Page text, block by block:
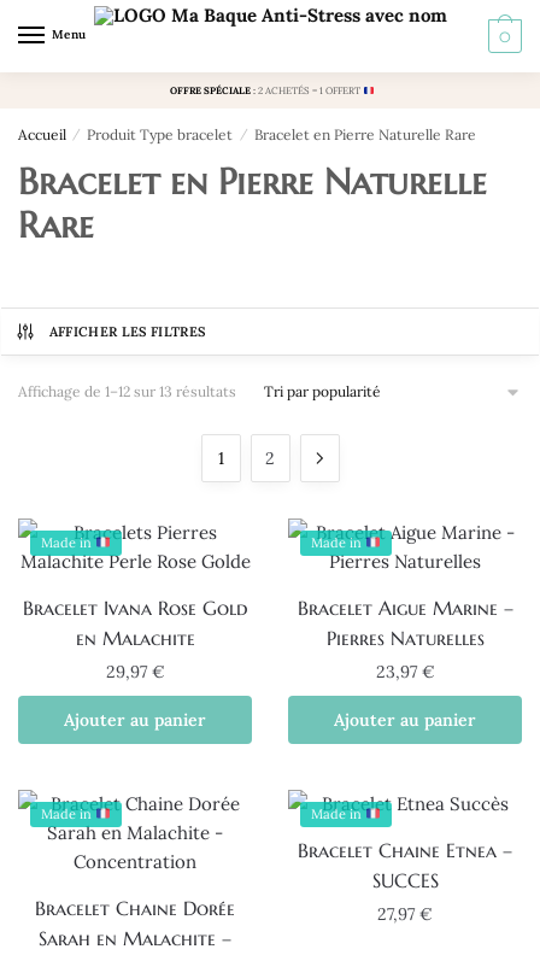
navigation
content
Menu 0
OFFRE SPÉCIALE:2 ACHETÉS = 1 OFFERT
Accueil / Produit Type bracelet / Bracelet en Pierre Naturelle Rare
Bracelet en Pierre Naturelle
Rare
AFFICHER LES FILTRES
Affichage de 1–12 sur 13 résultats
popularité
1 2
Made in
Bracelet Ivana Rose Gold
en Malachite
29,97€
Ajouter au panier
Made in
Bracelet Aigue Marine –
Pierres Naturelles
23,97€
Ajouter au panier
Made in
Bracelet Chaine Dorée
Sarah en Malachite –
Made in
Bracelet Chaine Etnea –
SUCCES
27,97€